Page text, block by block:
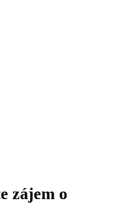
zájem o